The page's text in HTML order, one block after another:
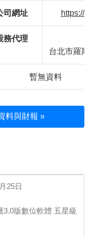
司網址 https://
務代理
台北市羅
暫無資料
料與財報 »
25日
版數位軟體 五星級